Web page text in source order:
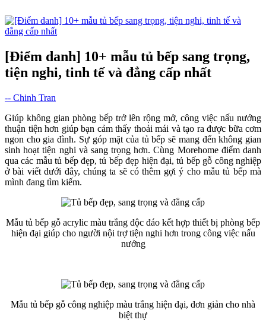
[Điểm danh] 10+ mẫu tủ bếp sang trọng,
tiện nghi, tinh tế và đẳng cấp nhất
-- Chinh Tran
Giúp không gian phòng bếp trở lên rộng mở, công việc nấu nướng
thuận tiện hơn giúp bạn cảm thấy thoải mái và tạo ra được bữa cơm
ngon cho gia đình. Sự góp mặt của tủ bếp sẽ mang đến không gian
sinh hoạt tiện nghi và sang trọng hơn. Cùng Morehome điểm danh
qua các mẫu tủ bếp đẹp, tủ bếp đẹp hiện đại, tủ bếp gỗ công nghiệp
ở bài viết dưới đây, chúng ta sẽ có thêm gợi ý cho mẫu tủ bếp mà
mình đang tìm kiếm.
Mẫu tủ bếp gỗ acrylic màu trắng độc đáo kết hợp thiết bị phòng bếp
hiện đại giúp cho người nội trợ tiện nghi hơn trong công việc nấu
nướng
Mẫu tủ bếp gỗ công nghiệp màu trắng hiện đại, đơn giản cho nhà
biệt thự